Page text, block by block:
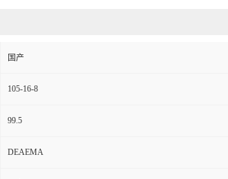
国产
105-16-8
99.5
DEAEMA